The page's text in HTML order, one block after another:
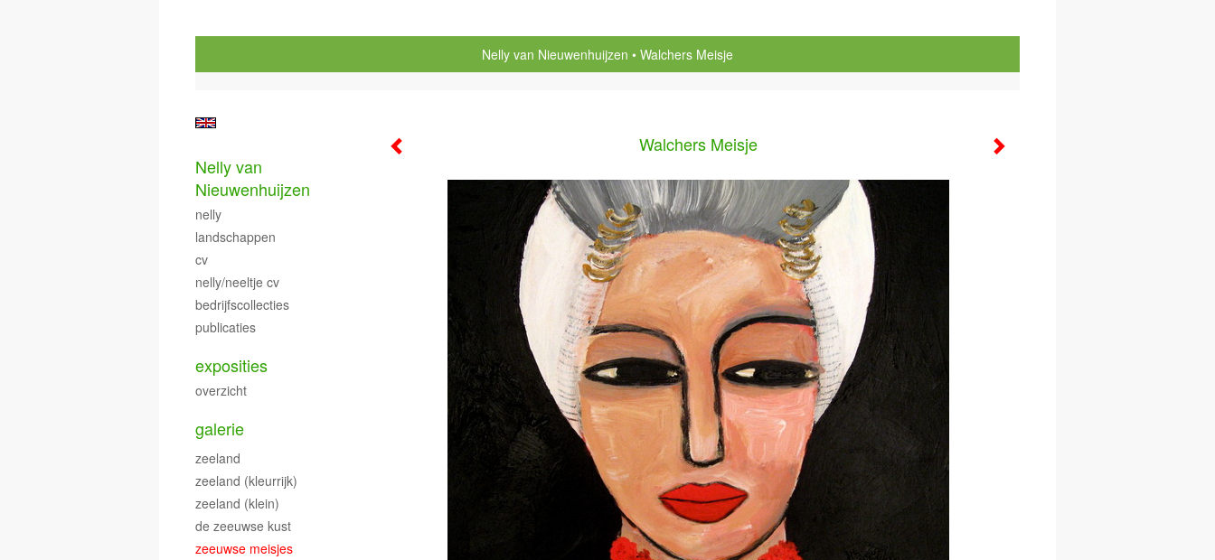
Nelly van Nieuwenhuijzen Walchers Meisje
Walchers Meisje
Nelly van
Nieuwenhuijzen
nelly
landschappen
cv
nelly/neeltje cv
bedrijfscollecties
publicaties
exposities
overzicht
galerie
zeeland
zeeland (kleurrijk)
zeeland (klein)
de zeeuwse kust
zeeuwse meisjes